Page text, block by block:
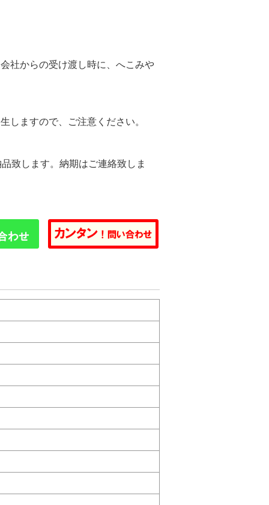
社からの受け渡し時に、へこみや
しますので、ご注意ください。
致します。納期はご連絡致しま